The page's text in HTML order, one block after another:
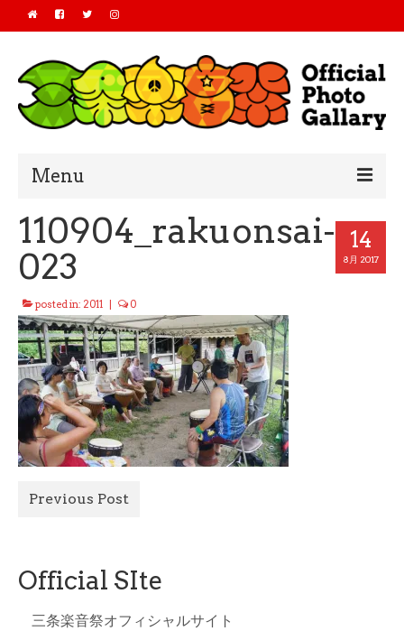
Menu
Home
2019
2018
2017
2016
All Photo
Official Site
14
8月 2017
110904_rakuonsai-
023
posted in: 2011 0
Previous Post
Official SIte
三条楽音祭オフィシャルサイト